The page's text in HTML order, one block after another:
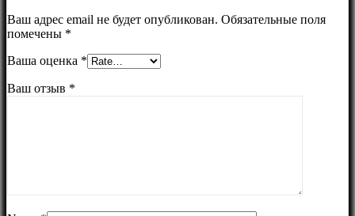
Ваш адрес email не будет опубликован. Обязательные поля
помечены *
Ваша оценка *
Ваш отзыв *